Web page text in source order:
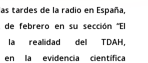
tardes de la radio en España,
de febrero en su sección “El
la realidad del TDAH,
en la evidencia científica